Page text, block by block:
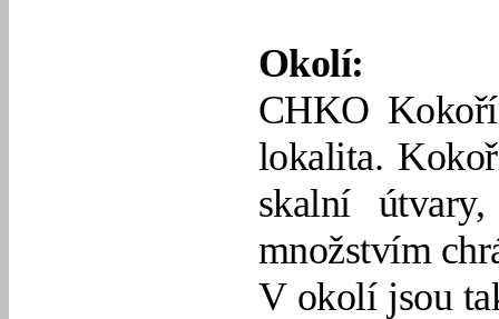
Okolí:
CHKO
lokalita.
skalní
množstvím
V okolí jsou